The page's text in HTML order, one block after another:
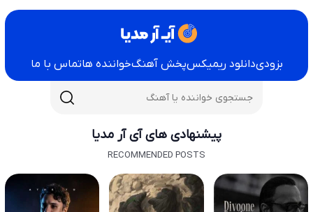
بزودیدانلود ریمیکسپخش آهنگخواننده هاتماس با ما
پیشنهادی های آی آر مدیا
RECOMMENDED POSTS